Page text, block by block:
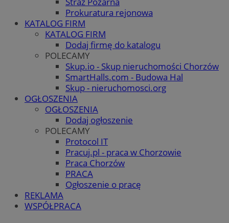
Prokuratura rejonowa
KATALOG FIRM
KATALOG FIRM
Dodaj firmę do katalogu
POLECAMY
Skup.io - Skup nieruchomości Chorzów
SmartHalls.com - Budowa Hal
Skup - nieruchomosci.org
OGŁOSZENIA
OGŁOSZENIA
Dodaj ogłoszenie
POLECAMY
Protocol IT
Pracuj.pl - praca w Chorzowie
Praca Chorzów
PRACA
Ogłoszenie o pracę
REKLAMA
WSPÓŁPRACA